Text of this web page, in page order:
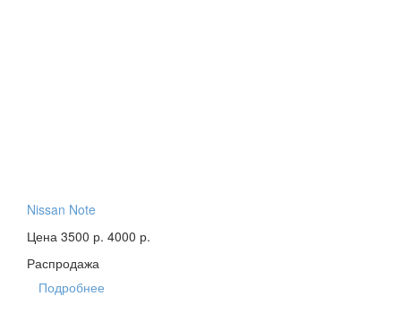
Nissan Note
Цена 3500 р. 4000 р.
Распродажа
Подробнее